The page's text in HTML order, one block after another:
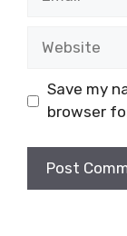
Save my
browser